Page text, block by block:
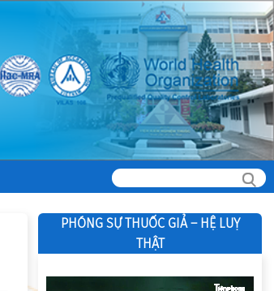
PHÓNG SỰ THUỐC GIẢ – HỆ LUỴ
THẬT